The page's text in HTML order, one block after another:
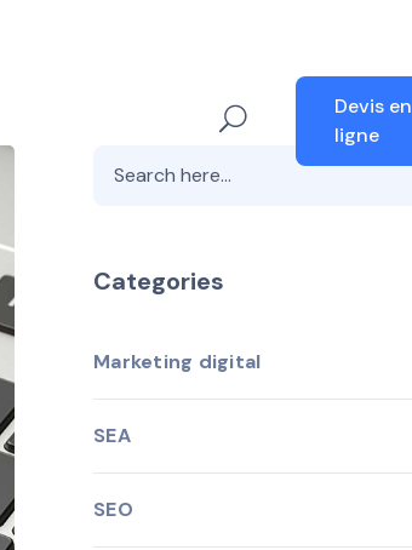
Devis en
ligne
Categories
Marketing digital
SEA
SEO